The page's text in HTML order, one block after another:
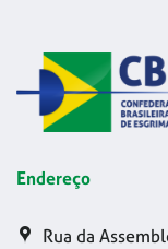
Endereço
Rua da